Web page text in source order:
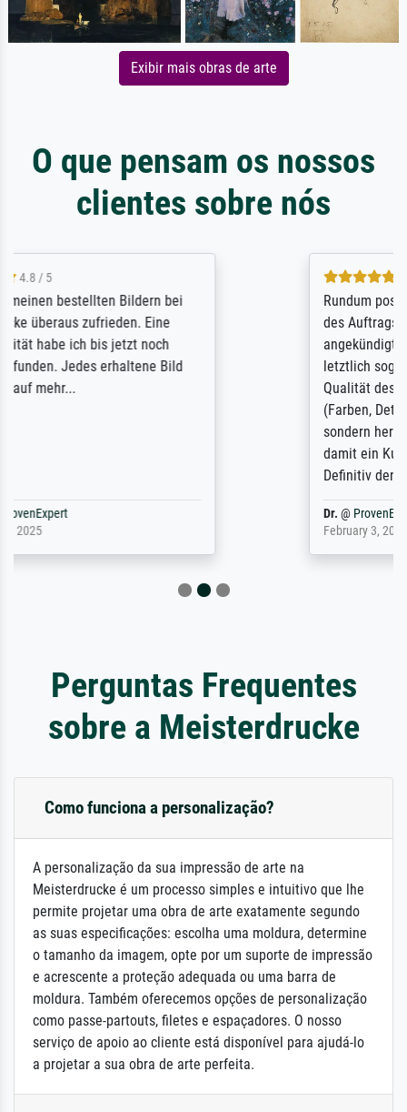
Exibir mais obras de arte
O que pensam os nossos
clientes sobre nós
Rundum positive Erfahrung. Die Ausführung
des Auftrags hat eine Weile gedauert, die
angekündigte Lieferzeit wurde aber
letztlich sogar etwas unterschritten. Die
Qualität des Papiers und des Drucks
sondern hervorragend. Selbst ein Druck ist
Perguntas Frequentes
sobre a Meisterdrucke
Como funciona a personalização?
A personalização da sua impressão de arte na
Meisterdrucke é um processo simples e intuitivo que lhe
permite projetar uma obra de arte exatamente segundo
as suas especificações: escolha uma moldura, determine
o tamanho da imagem, opte por um suporte de impressão
e acrescente a proteção adequada ou uma barra de
moldura. Também oferecemos opções de personalização
como passe-partouts, filetes e espaçadores. O nosso
serviço de apoio ao cliente está disponível para ajudá-lo
a projetar a sua obra de arte perfeita.